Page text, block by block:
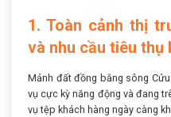
1. Toàn cảnh thị
và nhu cầu tiêu thụ
Mảnh đất đồng bằng sông
vụ cực kỳ năng động và đang
vụ tệp khách hàng ngày càng